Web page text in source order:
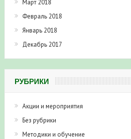
Март 2018
Февраль 2018
Январь 2018
Декабрь 2017
РУБРИКИ
Акции и мероприятия
Без рубрики
Методики и обучение